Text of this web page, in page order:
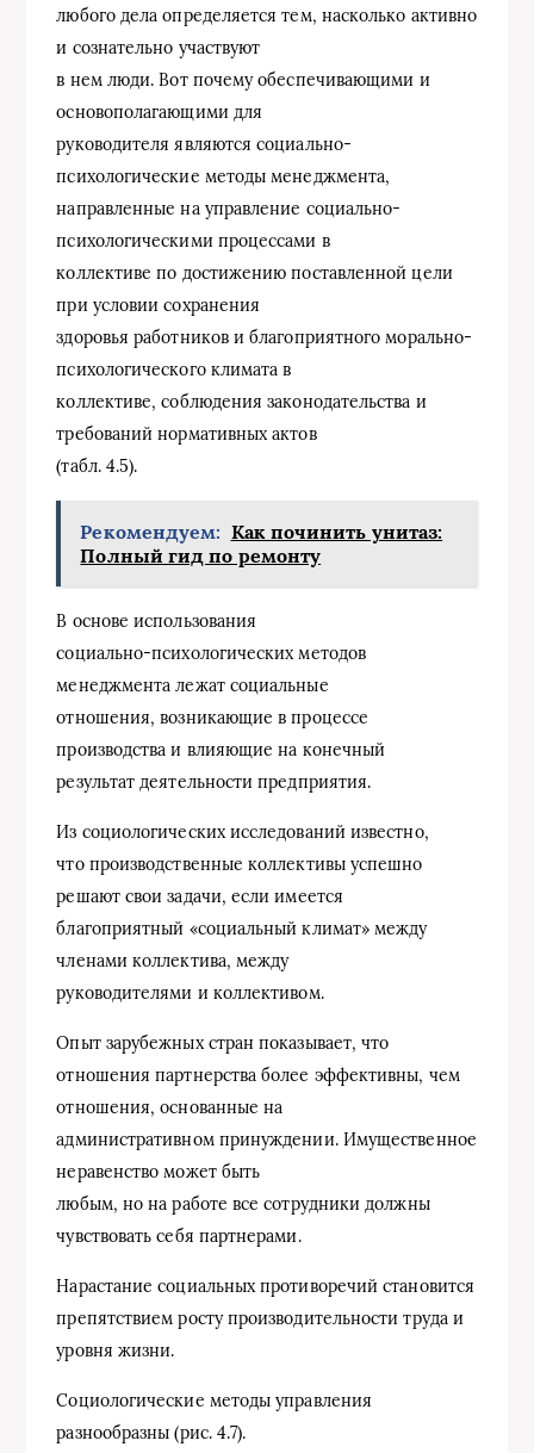
любого дела определяется тем, насколько активно
и сознательно участвуют
в нем люди. Вот почему обеспечивающими и
основополагающими для
руководителя являются социально-
психологические методы менеджмента,
направленные на управление социально-
психологическими процессами в
коллективе по достижению поставленной цели
при условии сохранения
здоровья работников и благоприятного морально-
психологического климата в
коллективе, соблюдения законодательства и
требований нормативных актов
(табл. 4.5).
Рекомендуем: Как починить унитаз:
Полный гид по ремонту
В основе использования
социально-психологических методов
менеджмента лежат социальные
отношения, возникающие в процессе
производства и влияющие на конечный
результат деятельности предприятия.
Из социологических исследований известно,
что производственные коллективы успешно
решают свои задачи, если имеется
благоприятный «социальный климат» между
членами коллектива, между
руководителями и коллективом.
Опыт зарубежных стран показывает, что
отношения партнерства более эффективны, чем
отношения, основанные на
административном принуждении. Имущественное
неравенство может быть
любым, но на работе все сотрудники должны
чувствовать себя партнерами.
Нарастание социальных противоречий становится
препятствием росту производительности труда и
уровня жизни.
Социологические методы управления
разнообразны (рис. 4.7).